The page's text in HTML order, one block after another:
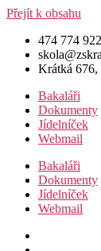
Přejít k obsahu
474 774 922
Krátká 676,
Bakaláři
Dokumenty
Jídelníček
Webmail
Bakaláři
Dokumenty
Jídelníček
Webmail